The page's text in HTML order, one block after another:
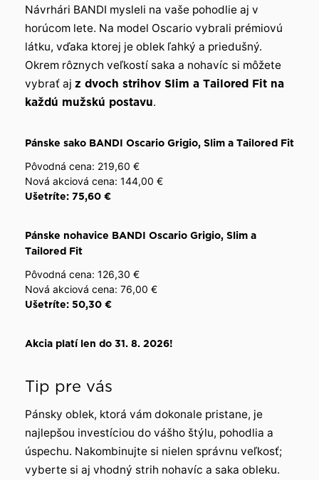
Návrhári BANDI mysleli na vaše pohodlie aj v
horúcom lete. Na model Oscario vybrali prémiovú
látku, vďaka ktorej je oblek ľahký a priedušný.
Okrem rôznych veľkostí saka a nohavíc si môžete
vybrať aj z dvoch strihov Slim a Tailored Fit na
každú mužskú postavu.
Pánske sako BANDI Oscario Grigio, Slim a Tailored Fit
Pôvodná cena: 219,60 €
Nová akciová cena: 144,00 €
Ušetríte: 75,60 €
Pánske nohavice BANDI Oscario Grigio, Slim a
Tailored Fit
Pôvodná cena: 126,30 €
Nová akciová cena: 76,00 €
Ušetríte: 50,30 €
Akcia platí len do 31. 8. 2026!
Tip pre vás
Pánsky oblek, ktorá vám dokonale pristane, je
najlepšou investíciou do vášho štýlu, pohodlia a
úspechu. Nakombinujte si nielen správnu veľkosť;
vyberte si aj vhodný strih nohavíc a saka obleku.